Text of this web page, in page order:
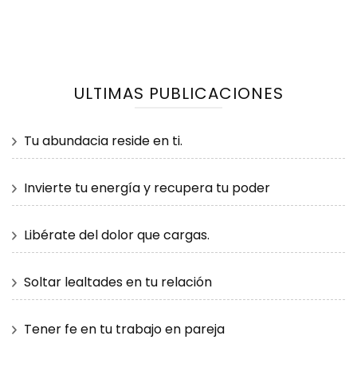
ULTIMAS PUBLICACIONES
Tu abundacia reside en ti.
Invierte tu energía y recupera tu poder
Libérate del dolor que cargas.
Soltar lealtades en tu relación
Tener fe en tu trabajo en pareja